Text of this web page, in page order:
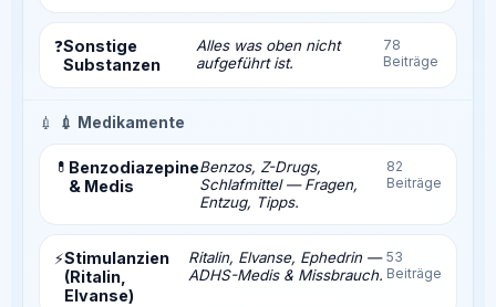
❓Sonstige
Substanzen
Alles was oben nicht
aufgeführt ist.
78
Beiträge
💉 💉 Medikamente
💊 Benzodiazepine
& Medis
Benzos, Z-Drugs,
Schlafmittel — Fragen,
Entzug, Tipps.
82
Beiträge
⚡Stimulanzien
(Ritalin,
Elvanse)
Ritalin, Elvanse, Ephedrin —
ADHS-Medis & Missbrauch.
53
Beiträge